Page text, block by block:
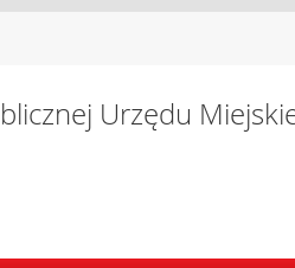
Urzędu